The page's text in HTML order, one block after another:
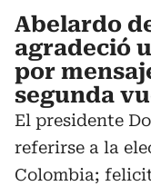
Abelardo
agradeció
por
segunda
El presidente
referirse a la
Colombia;